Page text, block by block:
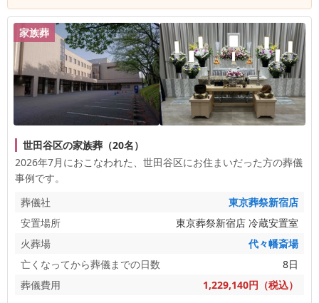
家族葬
世田谷区の家族葬（20名）
2026年7月におこなわれた、 世田谷区にお住まいだった方の葬儀
事例です。
葬儀社
東京葬祭新宿店
安置場所
東京葬祭新宿店 冷蔵安置室
火葬場
代々幡斎場
亡くなってから葬儀までの日数
8日
葬儀費用
1,229,140円（税込）